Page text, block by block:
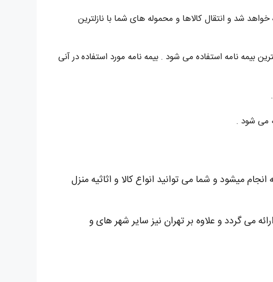
شد و انتقال کالاها و محموله های شما با نازلترین
زمینی و هوایی انجام خواهد شد و برای هر 2 روش از بهترین بیمه نامه استفاده می شود . بیمه نامه مورد استفاده در آنی
می شود .
میشود و شما می توانید انواع کالا و اثاثیه منزل
می گردد و علاوه بر تهران نیز سایر شهر های و